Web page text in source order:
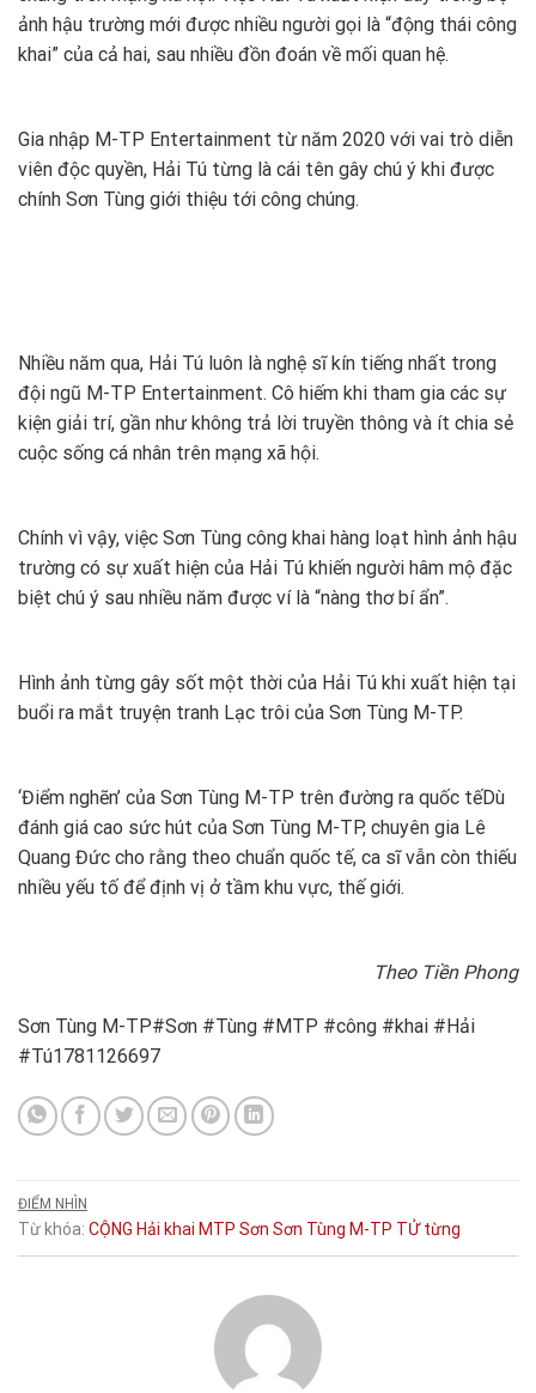
ảnh hậu trường mới được nhiều người gọi là “động thái công
khai” của cả hai, sau nhiều đồn đoán về mối quan hệ.
Gia nhập M-TP Entertainment từ năm 2020 với vai trò diễn
viên độc quyền, Hải Tú từng là cái tên gây chú ý khi được
chính Sơn Tùng giới thiệu tới công chúng.
Nhiều năm qua, Hải Tú luôn là nghệ sĩ kín tiếng nhất trong
đội ngũ M-TP Entertainment. Cô hiếm khi tham gia các sự
kiện giải trí, gần như không trả lời truyền thông và ít chia sẻ
cuộc sống cá nhân trên mạng xã hội.
Chính vì vậy, việc Sơn Tùng công khai hàng loạt hình ảnh hậu
trường có sự xuất hiện của Hải Tú khiến người hâm mộ đặc
biệt chú ý sau nhiều năm được ví là “nàng thơ bí ẩn”.
Hình ảnh từng gây sốt một thời của Hải Tú khi xuất hiện tại
buổi ra mắt truyện tranh Lạc trôi của Sơn Tùng M-TP.
‘Điểm nghẽn’ của Sơn Tùng M-TP trên đường ra quốc tếDù
đánh giá cao sức hút của Sơn Tùng M-TP, chuyên gia Lê
Quang Đức cho rằng theo chuẩn quốc tế, ca sĩ vẫn còn thiếu
nhiều yếu tố để định vị ở tầm khu vực, thế giới.
Theo Tiền Phong
Sơn Tùng M-TP#Sơn #Tùng #MTP #công #khai #Hải
#Tú1781126697
ĐIỂM NHÌN
Từ khóa: CỘNG Hải khai MTP Sơn Sơn Tùng M-TP TỬ từng